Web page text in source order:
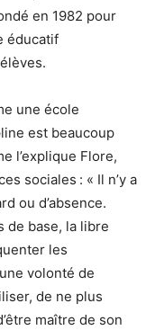
en 1982 pour
éducatif
une école
est beaucoup
l’explique Flore,
sociales : « Il n’y a
ou d’absence.
de base, la libre
les
volonté de
de ne plus
maître de son